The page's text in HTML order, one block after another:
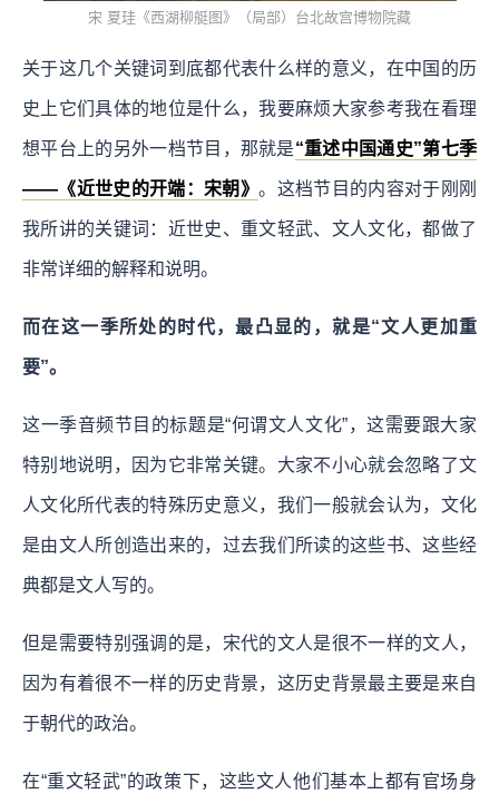
宋 夏珪《西湖柳艇图》（局部）台北故宫博物院藏
关于这几个关键词到底都代表什么样的意义，在中国的历
史上它们具体的地位是什么，我要麻烦大家参考我在看理
想平台上的另外一档节目，那就是“重述中国通史”第七季
——《近世史的开端：宋朝》。这档节目的内容对于刚刚
我所讲的关键词：近世史、重文轻武、文人文化，都做了
非常详细的解释和说明。
而在这一季所处的时代，最凸显的，就是“文人更加重
要”。
这一季音频节目的标题是“何谓文人文化”，这需要跟大家
特别地说明，因为它非常关键。大家不小心就会忽略了文
人文化所代表的特殊历史意义，我们一般就会认为，文化
是由文人所创造出来的，过去我们所读的这些书、这些经
典都是文人写的。
但是需要特别强调的是，宋代的文人是很不一样的文人，
因为有着很不一样的历史背景，这历史背景最主要是来自
于朝代的政治。
在“重文轻武”的政策下，这些文人他们基本上都有官场身